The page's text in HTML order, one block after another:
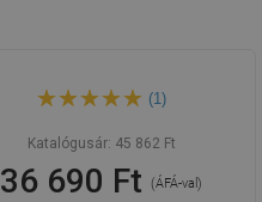
szerelhető zuhanykészlet
zuhanycsapteleppel, króm -
745940205-00
(1)
Katalógusár: 45 862 Ft
36 690 Ft(ÁFÁ-val)